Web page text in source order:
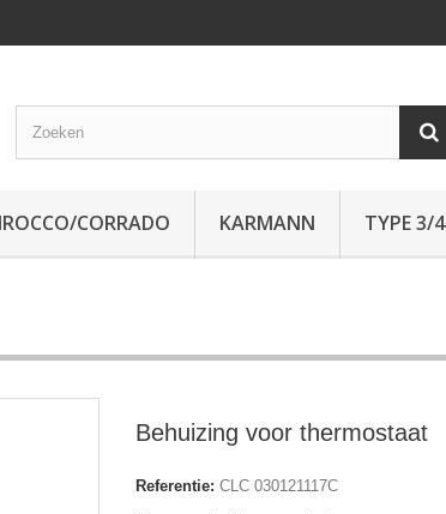
CORRADO KARMANN TYPE 3/4
Behuizing voor thermostaat
Referentie: CLC 030121117C